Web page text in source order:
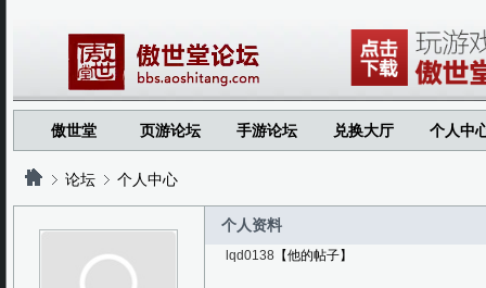
傲世堂 页游论坛 手游论坛 兑换大厅 个人中
论坛 个人中心
个人资料
lqd0138 【他的帖子】